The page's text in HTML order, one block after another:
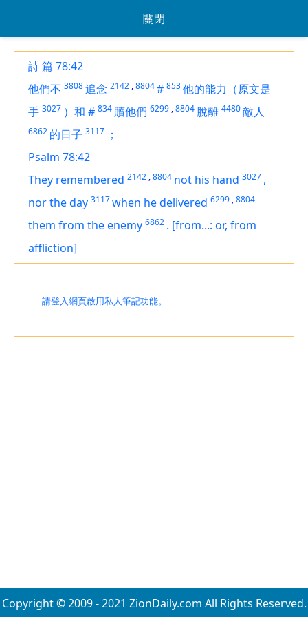
關閉
詩 篇 78:42
他們不 3808追念 2142 ,8804# 853他的能力（原文是
手 3027 ）和 # 834 贖他們 6299 ,8804 脫離 4480敵人
6862 的日子 3117 ；
Psalm 78:42
They remembered 2142 ,8804 not his hand 3027 ,
northe day 3117when he delivered 6299 ,8804
them from the enemy 6862 . [from...: or, from
affliction]
請登入網頁啟用私人筆記功能。
Copyright © 2009 - 2021 ZionDaily.com All Rights Reserved.